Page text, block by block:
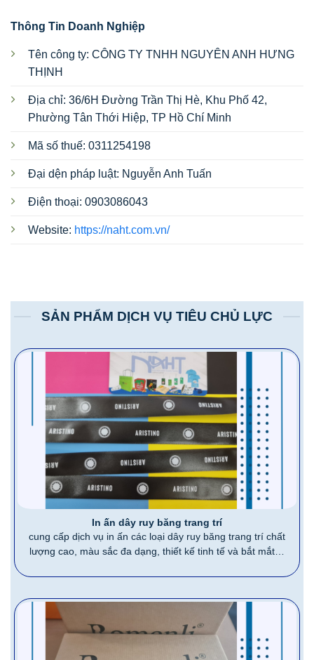
Thông Tin Doanh Nghiệp
Tên công ty: CÔNG TY TNHH NGUYÊN ANH HƯNG
THỊNH
Địa chỉ: 36/6H Đường Trần Thị Hè, Khu Phố 42,
Phường Tân Thới Hiệp, TP Hồ Chí Minh
Mã số thuế: 0311254198
Đại dện pháp luật: Nguyễn Anh Tuấn
Điện thoại: 0903086043
Website: https://naht.com.vn/
SẢN PHẨM DỊCH VỤ TIÊU CHỦ LỰC
In ấn dây ruy băng trang trí
cung cấp dịch vụ in ấn các loại dây ruy băng trang trí chất
lượng cao, màu sắc đa dạng, thiết kế tinh tế và bắt mắt…